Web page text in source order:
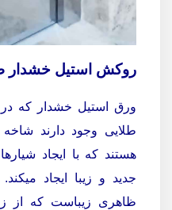
روکش استیل خشدار
ورق استیل خشدار که
طلایی وجود دارند
هستند که با ایجاد
جدید و زیبا ایجاد
ظاهری زیباست که از